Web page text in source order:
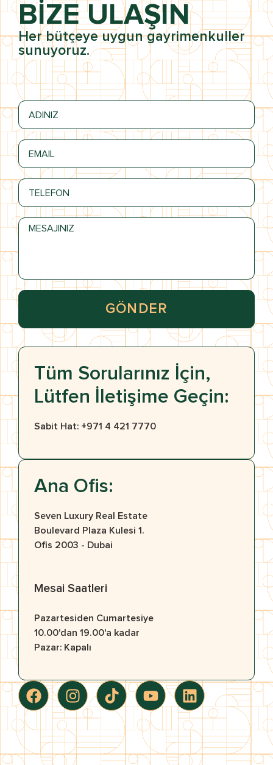
BİZE ULAŞIN
Her bütçeye uygun gayrimenkuller
sunuyoruz.
GÖNDER
Tüm Sorularınız İçin,
Lütfen İletişime Geçin:
Sabit Hat: +971 4 421 7770
Ana Ofis:
Seven Luxury Real Estate
Boulevard Plaza Kulesi 1.
Ofis 2003 - Dubai
Mesai Saatleri
Pazartesiden Cumartesiye
10.00'dan 19.00'a kadar
Pazar: Kapalı